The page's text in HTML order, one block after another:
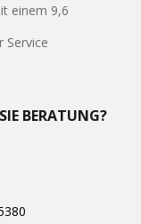
einem 9,6
Service
BERATUNG?